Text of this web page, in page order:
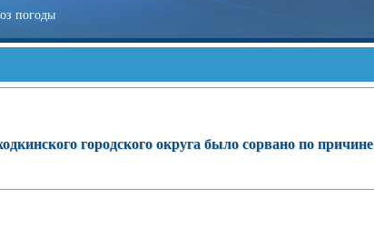
погоды
городского округа было сорвано по причине